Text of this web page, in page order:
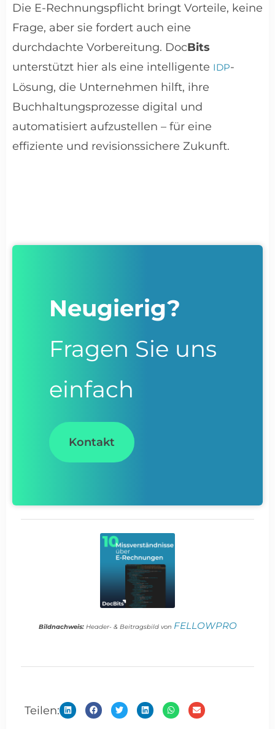
Die E-Rechnungspflicht bringt Vorteile, keine
Frage, aber sie fordert auch eine
durchdachte Vorbereitung. DocBits
unterstützt hier als eine intelligente IDP-
Lösung, die Unternehmen hilft, ihre
Buchhaltungsprozesse digital und
automatisiert aufzustellen – für eine
effiziente und revisionssichere Zukunft.
Neugierig?
Fragen Sie uns
einfach
Kontakt
Bildnachweis:Header- & Beitragsbild von FELLOWPRO
Teilen: